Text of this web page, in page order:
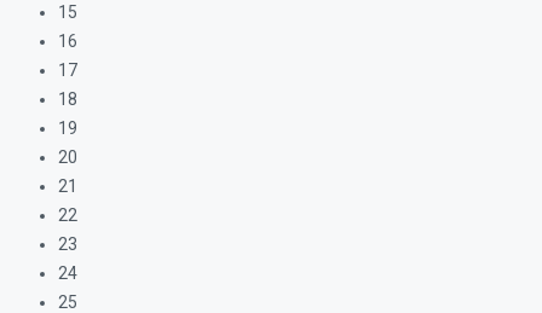
15
16
17
18
19
20
21
22
23
24
25